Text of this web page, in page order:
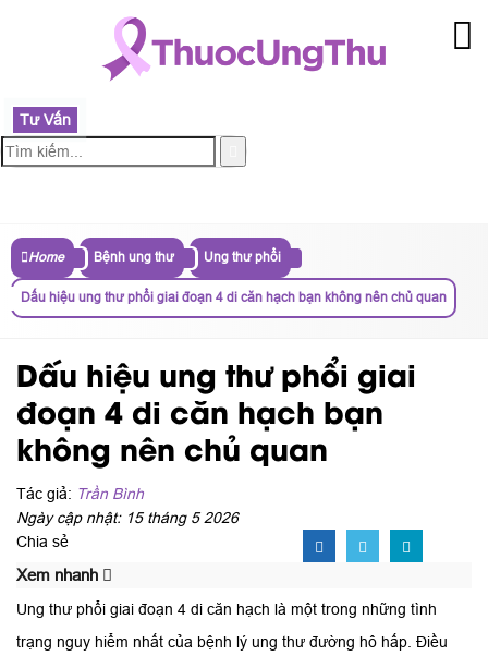
Tư Vấn
Home Bệnh ung thư Ung thư phổi
Dấu hiệu ung thư phổi giai đoạn 4 di căn hạch bạn không nên chủ quan
Dấu hiệu ung thư phổi giai
đoạn 4 di căn hạch bạn
không nên chủ quan
Tác giả: Trần Bình
Ngày cập nhật: 15 tháng 5 2026
Chia sẻ
Xem nhanh
Ung thư phổi giai đoạn 4 di căn hạch là một trong những tình
trạng nguy hiểm nhất của bệnh lý ung thư đường hô hấp. Điều